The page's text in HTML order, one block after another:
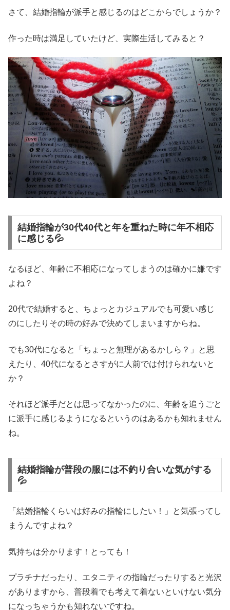
さて、結婚指輪が派手と感じるのはどこからでしょうか？
作った時は満足していたけど、実際生活してみると？
結婚指輪が30代40代と年を重ねた時に年不相応
に感じる💦
なるほど、年齢に不相応になってしまうのは確かに嫌です
よね？
20代で結婚すると、ちょっとカジュアルでも可愛い感じ
のにしたりその時の好みで決めてしまいますからね。
でも30代になると「ちょっと無理があるかしら？」と思
えたり、40代になるとさすがに人前では付けられないと
か？
それほど派手だとは思ってなかったのに、年齢を追うごと
に派手に感じるようになるというのはあるかも知れません
ね。
結婚指輪が普段の服には不釣り合いな気がする
💦
「結婚指輪くらいは好みの指輪にしたい！」と気張ってし
まうんですよね？
気持ちは分かります！とっても！
プラチナだったり、エタニティの指輪だったりすると光沢
がありますから、普段着でも考えて着ないといけない気分
になっちゃうかも知れないですね。